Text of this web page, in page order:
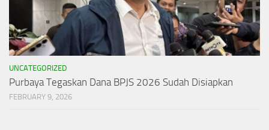
UNCATEGORIZED
Purbaya Tegaskan Dana BPJS 2026 Sudah Disiapkan
FEBRUARY 9, 2026